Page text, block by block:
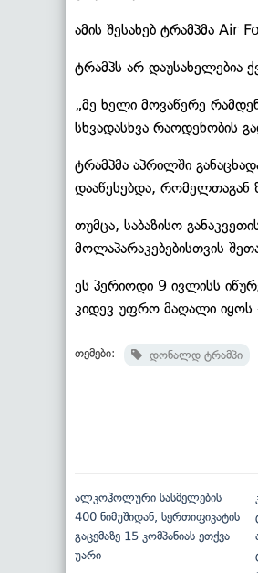
ამის შესახებ ტრამპმა Air
ტრამპს არ დაუსახელებია
„მე ხელი მოვაწერე
სხვადასხვა რაოდენობის
ტრამპმა აპრილში
დააწესებდა, რომელთაგან
თუმცა, საბაზისო
მოლაპარაკებებისთვის
ეს პერიოდი 9 ივლისს
კიდევ უფრო მაღალი იყოს
თემები: დონალდ ტრამპი
ალკოჰოლური სასმელების
400 ნიმუშიდან, სერთიფიკატის
გაცემაზე 15 კომპანიას ეთქვა
უარი